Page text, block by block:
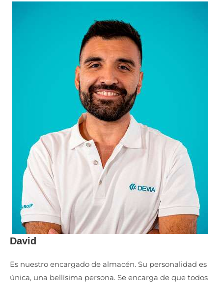
David
Es nuestro encargado de almacén. Su personalidad es
única, una bellísima persona. Se encarga de que todos